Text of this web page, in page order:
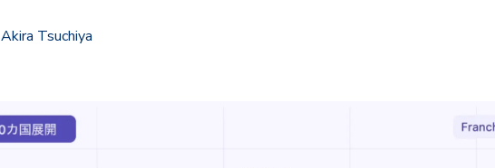
Akira Tsuchiya